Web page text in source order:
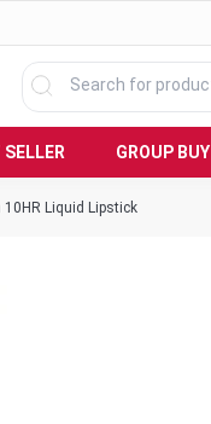
SELLER GROUP BUY
10HR Liquid Lipstick